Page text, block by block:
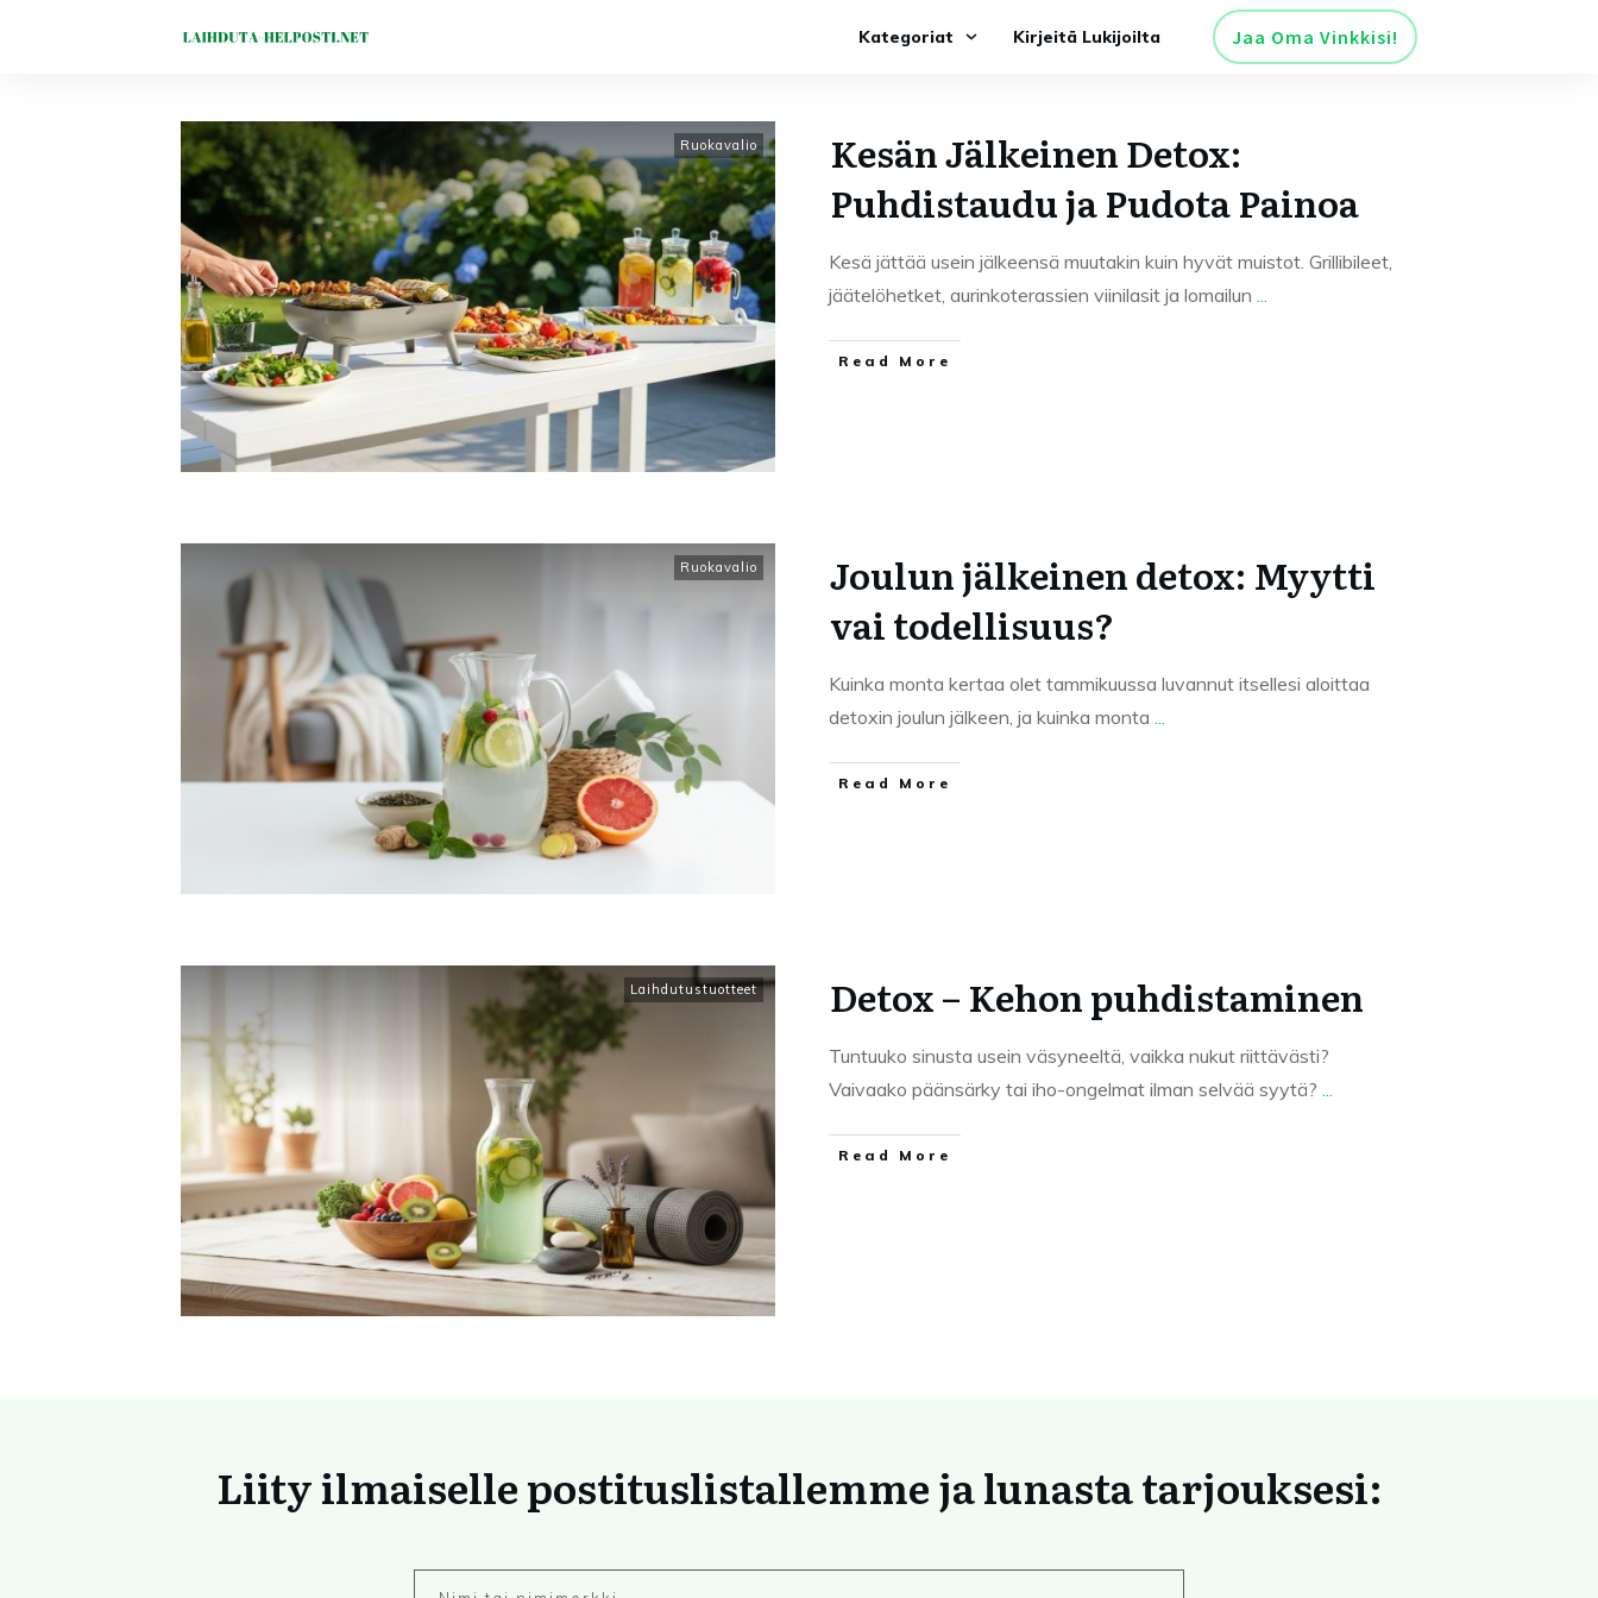
Kategoriat Kirjeitä Lukijoilta Jaa Oma Vinkkisi!
Ruokavalio
Kesän Jälkeinen Detox:
Puhdistaudu ja Pudota Painoa
Kesä jättää usein jälkeensä muutakin kuin hyvät muistot. Grillibileet,
jäätelöhetket, aurinkoterassien viinilasit ja lomailun ...
Read More
Ruokavalio
Joulun jälkeinen detox: Myytti
vai todellisuus?
Kuinka monta kertaa olet tammikuussa luvannut itsellesi aloittaa
detoxin joulun jälkeen, ja kuinka monta ...
Read More
Laihdutustuotteet Detox – Kehon puhdistaminen
Tuntuuko sinusta usein väsyneeltä, vaikka nukut riittävästi?
Vaivaako päänsärky tai iho-ongelmat ilman selvää syytä? ...
Read More
Liity ilmaiselle postituslistallemme ja lunasta tarjouksesi: